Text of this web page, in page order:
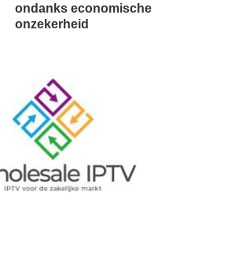
ondanks economische
onzekerheid